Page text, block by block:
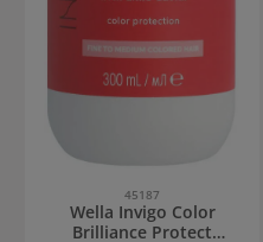
45187
Wella Invigo Color
Brilliance Protect